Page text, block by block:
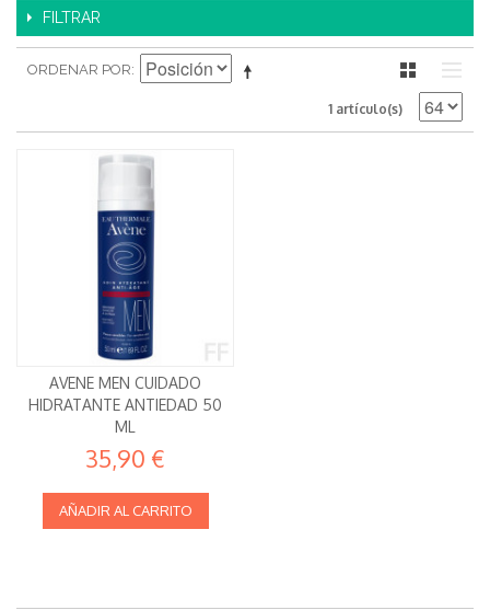
FILTRAR
ORDENAR POR
1 artículo(s)
AVENE MEN CUIDADO
HIDRATANTE ANTIEDAD 50
ML
35,90 €
AÑADIR AL CARRITO